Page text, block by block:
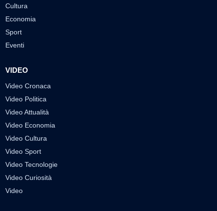
Cultura
Economia
Sport
Eventi
VIDEO
Video Cronaca
Video Politica
Video Attualità
Video Economia
Video Cultura
Video Sport
Video Tecnologie
Video Curiosità
Video